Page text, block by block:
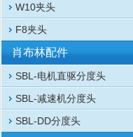
W10夹头
F8夹头
肖布林配件
SBL-电机直驱分度头
SBL-减速机分度头
SBL-DD分度头